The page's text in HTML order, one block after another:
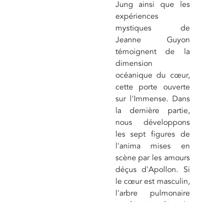
Jung ainsi que les
expériences
mystiques de
Jeanne Guyon
témoignent de la
dimension
océanique du cœur,
cette porte ouverte
sur l'Immense. Dans
la dernière partie,
nous développons
les sept figures de
l'anima mises en
scène par les amours
déçus d'Apollon. Si
le cœur est masculin,
l'arbre pulmonaire